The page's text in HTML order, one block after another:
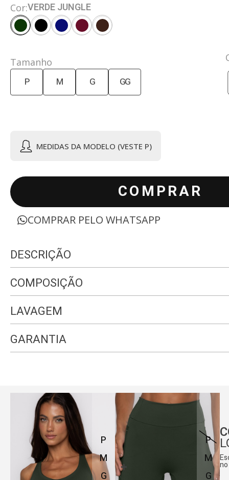
Cor:VERDE JUNGLE
Tamanho
P M G GG
MEDIDAS DA MODELO (VESTE P)
COMPRAR
COMPRAR PELO WHATSAPP
DESCRIÇÃO
COMPOSIÇÃO
LAVAGEM
GARANTIA
P
M
G
P
M
G